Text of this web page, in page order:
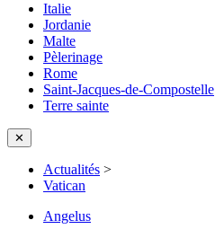
Italie
Jordanie
Malte
Pèlerinage
Rome
Saint-Jacques-de-Compostelle
Terre sainte
✕
Actualités >
Vatican
Angelus